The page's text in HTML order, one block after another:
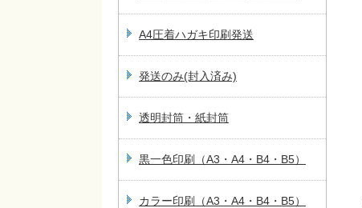
A4圧着ハガキ印刷発送
発送のみ(封入済み)
透明封筒・紙封筒
黒一色印刷（A3・A4・B4・B5）
カラー印刷（A3・A4・B4・B5）